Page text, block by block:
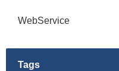
WebService
Tags